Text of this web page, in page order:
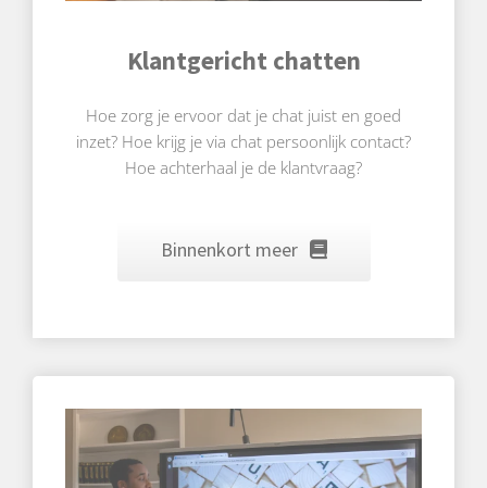
Klantgericht chatten
Hoe zorg je ervoor dat je chat juist en goed
inzet? Hoe krijg je via chat persoonlijk contact?
Hoe achterhaal je de klantvraag?
Binnenkort meer